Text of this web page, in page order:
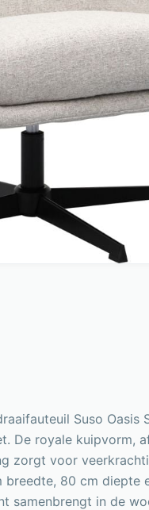
Suso
De royale kuipvorm,
zorgt voor
breedte, 80 cm
samenbrengt in de